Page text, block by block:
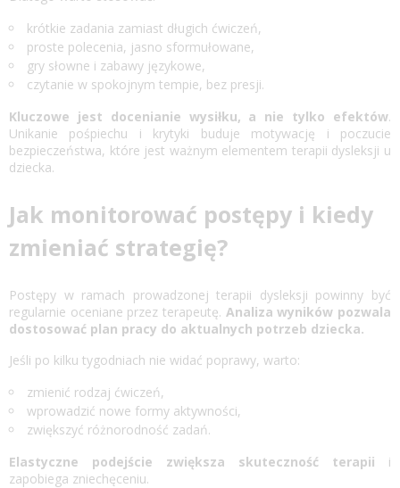
krótkie zadania zamiast długich ćwiczeń,
proste polecenia, jasno sformułowane,
gry słowne i zabawy językowe,
czytanie w spokojnym tempie, bez presji.
Kluczowe jest docenianie wysiłku, a nie tylko efektów.
Unikanie pośpiechu i krytyki buduje motywację i poczucie
bezpieczeństwa, które jest ważnym elementem terapii dysleksji u
dziecka.
Jak monitorować postępy i kiedy
zmieniać strategię?
Postępy w ramach prowadzonej terapii dysleksji powinny być
regularnie oceniane przez terapeutę. Analiza wyników pozwala
dostosować plan pracy do aktualnych potrzeb dziecka.
Jeśli po kilku tygodniach nie widać poprawy, warto:
zmienić rodzaj ćwiczeń,
wprowadzić nowe formy aktywności,
zwiększyć różnorodność zadań.
Elastyczne podejście zwiększa skuteczność terapii i
zapobiega zniechęceniu.